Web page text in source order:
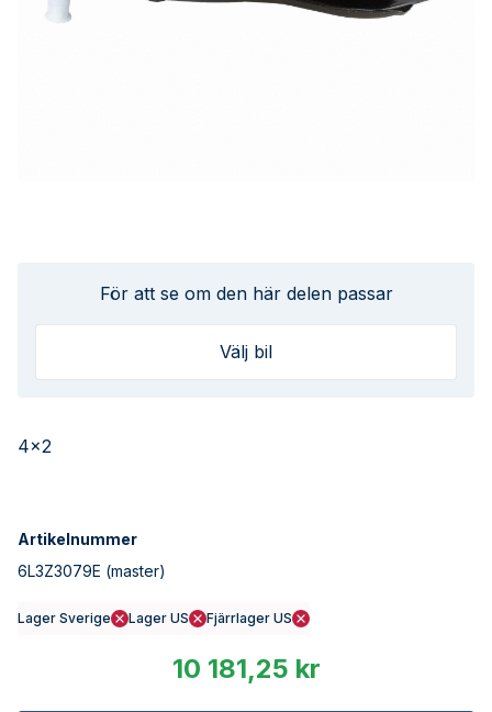
För att se om den här delen passar
Välj bil
4x2
Artikelnummer
6L3Z3079E (master)
Lager Sverige Lager US Fjärrlager US
10 181,25 kr